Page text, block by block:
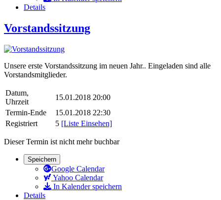
Details
Vorstandssitzung
Unsere erste Vorstandssitzung im neuen Jahr.. Eingeladen sind alle
Vorstandsmitglieder.
Datum,
Uhrzeit
15.01.2018 20:00
Termin-Ende
15.01.2018 22:30
Registriert
5 [Liste Einsehen]
Dieser Termin ist nicht mehr buchbar
Speichern
Google Calendar
Yahoo Calendar
In Kalender speichern
Details